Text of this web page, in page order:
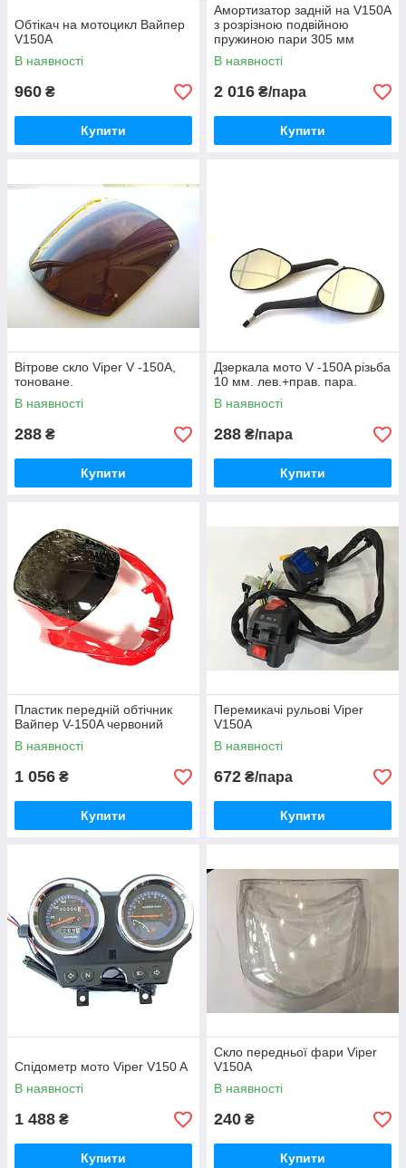
Обтікач на мотоцикл Вайпер
V150A
В наявності
960 ₴
Купити
Амортизатор задній на V150A
з розрізною подвійною
пружиною пари 305 мм
В наявності
2 016 ₴/пара
Купити
Вітрове скло Viper V -150A,
тоноване.
В наявності
288 ₴
Купити
Дзеркала мото V -150A різьба
10 мм. лев.+прав. пара.
В наявності
288 ₴/пара
Купити
Пластик передній обтічник
Вайпер V-150A червоний
В наявності
1 056 ₴
Купити
Перемикачі рульові Viper
V150A
В наявності
672 ₴/пара
Купити
Спідометр мото Viper V150 A
В наявності
1 488 ₴
Купити
Скло передньої фари Viper
V150A
В наявності
240 ₴
Купити